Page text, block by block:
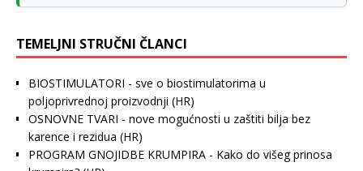
TEMELJNI STRUČNI ČLANCI
BIOSTIMULATORI - sve o biostimulatorima u
poljoprivrednoj proizvodnji (HR)
OSNOVNE TVARI - nove mogućnosti u zaštiti bilja bez
karence i rezidua (HR)
PROGRAM GNOJIDBE KRUMPIRA - Kako do višeg prinosa